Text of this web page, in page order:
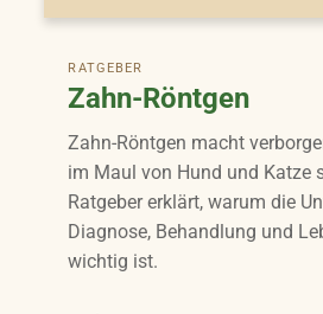
RATGEBER
Zahn-Röntgen
Zahn-Röntgen macht
im Maul von Hund und Katze
Ratgeber erklärt, warum die
Diagnose, Behandlung und
wichtig ist.